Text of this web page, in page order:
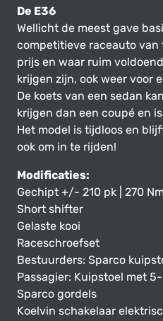
De E36
Wellicht de meest gave
competitieve raceauto van
prijs en waar ruim
krijgen zijn, ook weer voor
De koets van een sedan
krijgen dan een coupé en
Het model is tijdloos en
ook om in te rijden!
Modificaties:
Gechipt +/- 210 pk | 270
Short shifter
Gelaste kooi
Raceschroefset
Bestuurders: Sparco
Passagier: Kuipstoel met
Sparco gordels
Koelvin schakelaar